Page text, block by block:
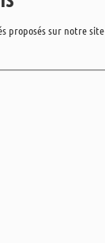
proposés sur notre